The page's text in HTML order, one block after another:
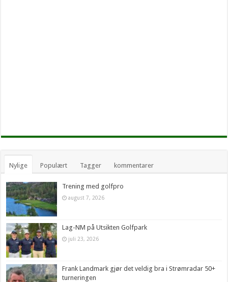
Nylige Populært Tagger kommentarer
Trening med golfpro
august 7, 2026
Lag-NM på Utsikten Golfpark
juli 23, 2026
Frank Landmark gjør det veldig bra i Strømradar 50+
turneringen